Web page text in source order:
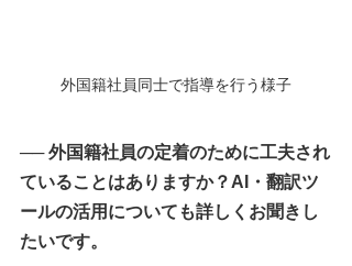
外国籍社員同士で指導を行う様子
── 外国籍社員の定着のために工夫され
ていることはありますか？AI・翻訳ツ
ールの活用についても詳しくお聞きし
たいです。